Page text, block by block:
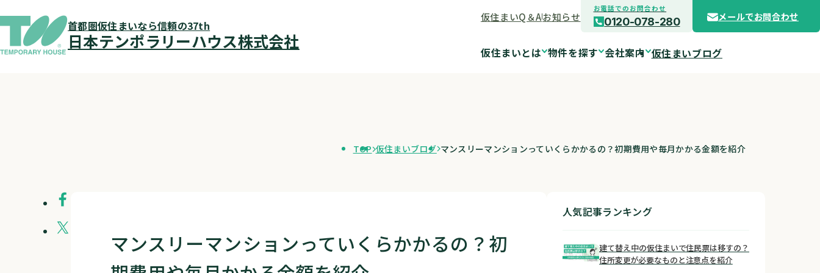
首都圏仮住まいなら信頼の37th
日本テンポラリーハウス株式会社
仮住まいQ＆Aお知らせ
お電話でのお問合わせ
0120-078-280 メールでお問合わせ
仮住まいとは 物件を探す 会社案内 仮住まいブログ
仮住まいとは
仮住まいの流れ
入居者メッセージ
お知らせ
仮住まいブログ
TOP 仮住まいブログ マンスリーマンションっていくらかかるの？初期費用や毎月かかる金額を紹介
マンスリーマンションっていくらかかるの？初
人気記事ランキング
建て替え中の仮住まいで住民票は移すの？
住所変更が必要なものと注意点を紹介